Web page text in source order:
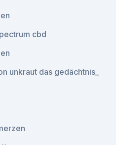
cbd
unkraut das gedächtnis_